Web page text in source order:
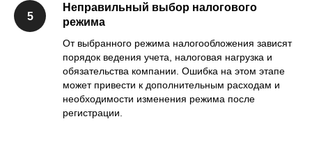
Неправильный выбор налогового
режима
От выбранного режима налогообложения зависят
порядок ведения учета, налоговая нагрузка и
обязательства компании. Ошибка на этом этапе
может привести к дополнительным расходам и
необходимости изменения режима после
регистрации.